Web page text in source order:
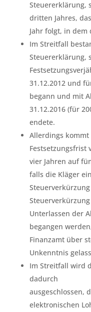
Steuererklärung,
dritten Jahres,
Jahr folgt, in dem
Im Streitfall
Steuererklärung,
31.12.2012 und
begann und mit
31.12.2016 (für
endete.
Allerdings
Festsetzungsfrist
vier Jahren auf
falls die Kläger
Unterlassen der
begangen
Finanzamt über
Unkenntnis
Im Streitfall wird
dadurch
ausgeschlossen,
elektronischen